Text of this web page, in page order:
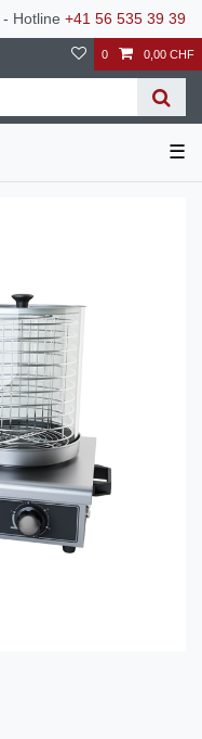
- Hotline +41 56 535 39 39
0 0,00 CHF
☰